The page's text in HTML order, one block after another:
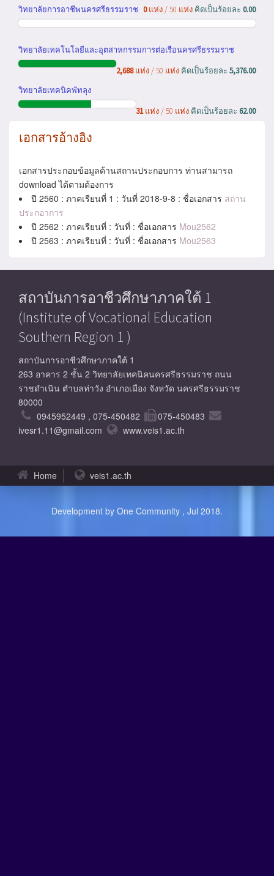
วิทยาลัยการอาชีพนครศรีธรรมราช 0แห่ง / 50 แห่ง คิดเป็นร้อยละ 0.00
วิทยาลัยเทคโนโลยีและอุตสาหกรรมการต่อเรือนครศรีธรรมราช
2,688แห่ง / 50 แห่ง คิดเป็นร้อยละ 5,376.00
วิทยาลัยเทคนิคพัทลุง
31แห่ง / 50 แห่ง คิดเป็นร้อยละ 62.00
เอกสารอ้างอิง
เอกสารประกอบข้อมูลด้านสถานประกอบการ ท่านสามารถ
download ได้ตามต้องการ
ปี 2560 : ภาคเรียนที่ 1 : วันที่ 2018-9-8 : ชื่อเอกสาร สถาน
ประกอาการ
ปี 2562 : ภาคเรียนที่ : วันที่ : ชื่อเอกสาร Mou2562
ปี 2563 : ภาคเรียนที่ : วันที่ : ชื่อเอกสาร Mou2563
สถาบันการอาชีวศึกษาภาคใต้ 1
(Institute of Vocational Education
Southern Region 1 )
สถาบันการอาชีวศึกษาภาคใต้ 1
263 อาคาร 2 ชั้น 2 วิทยาลัยเทคนิคนครศรีธรรมราช ถนน
ราชดำเนิน ตำบลท่าวัง อำเภอเมือง จังหวัด นครศรีธรรมราช
80000
0945952449 , 075-450482
075-450483
ivesr1.11@gmail.com
www.veis1.ac.th
Home veis1.ac.th
Development by One Community , Jul 2018.